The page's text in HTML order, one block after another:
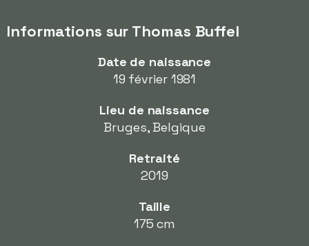
Informations sur Thomas Buffel
Date de naissance
19 février 1981
Lieu de naissance
Bruges, Belgique
Retraité
2019
Taille
175 cm